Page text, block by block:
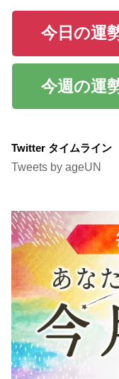
今日の運
今週の運
Twitter タイムライン
Tweets by ageUN